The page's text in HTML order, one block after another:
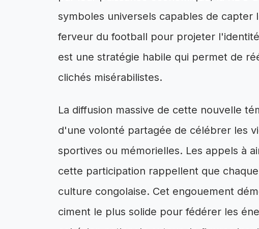
symboles universels capables de capter
ferveur du football pour projeter
est une stratégie habile qui permet de
clichés misérabilistes.
La diffusion massive de cette nouvelle
d'une volonté partagée de célébrer les
sportives ou mémorielles. Les appels à
cette participation rappellent que
culture congolaise. Cet engouement
ciment le plus solide pour fédérer les